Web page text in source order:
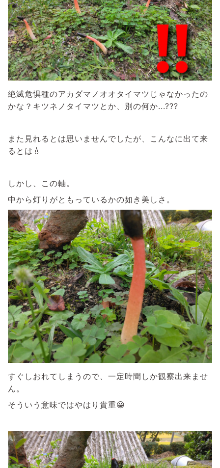
絶滅危惧種のアカダマノオオタイマツじゃなかったの
かな？キツネノタイマツとか、別の何か...???
また見れるとは思いませんでしたが、こんなに出て来
るとは💧
しかし、この軸。
中から灯りがともっているかの如き美しさ。
すぐしおれてしまうので、一定時間しか観察出来ませ
ん。
そういう意味ではやはり貴重😀